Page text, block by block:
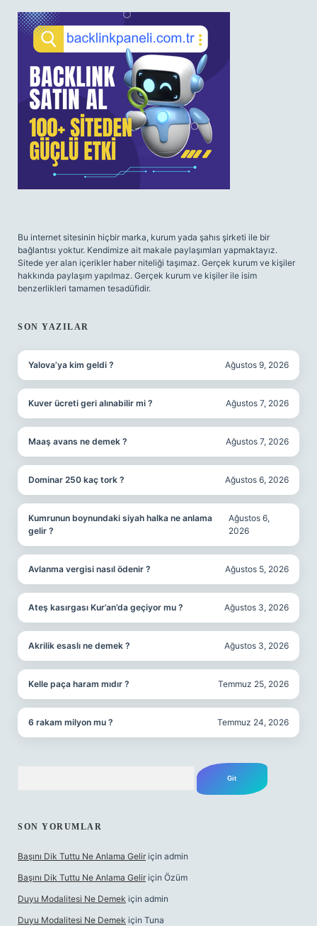
SIDEBAR
Bu internet sitesinin hiçbir marka, kurum yada şahıs şirketi ile bir
bağlantısı yoktur. Kendimize ait makale paylaşımları yapmaktayız.
Sitede yer alan içerikler haber niteliği taşımaz. Gerçek kurum ve kişiler
hakkında paylaşım yapılmaz. Gerçek kurum ve kişiler ile isim
benzerlikleri tamamen tesadüfidir.
SON YAZILAR
Yalova’ya kim geldi ? Ağustos 9, 2026
Kuver ücreti geri alınabilir mi ? Ağustos 7, 2026
Maaş avans ne demek ? Ağustos 7, 2026
Dominar 250 kaç tork ? Ağustos 6, 2026
Kumrunun boynundaki siyah halka ne anlama
gelir ?
Ağustos 6,
2026
Avlanma vergisi nasıl ödenir ? Ağustos 5, 2026
Ateş kasırgası Kur’an’da geçiyor mu ? Ağustos 3, 2026
Akrilik esaslı ne demek ? Ağustos 3, 2026
Kelle paça haram mıdır ? Temmuz 25, 2026
6 rakam milyon mu ? Temmuz 24, 2026
SON YORUMLAR
Başını Dik Tuttu Ne Anlama Gelir için admin
Başını Dik Tuttu Ne Anlama Gelir için Özüm
Duyu Modalitesi Ne Demek için admin
Duyu Modalitesi Ne Demek için Tuna